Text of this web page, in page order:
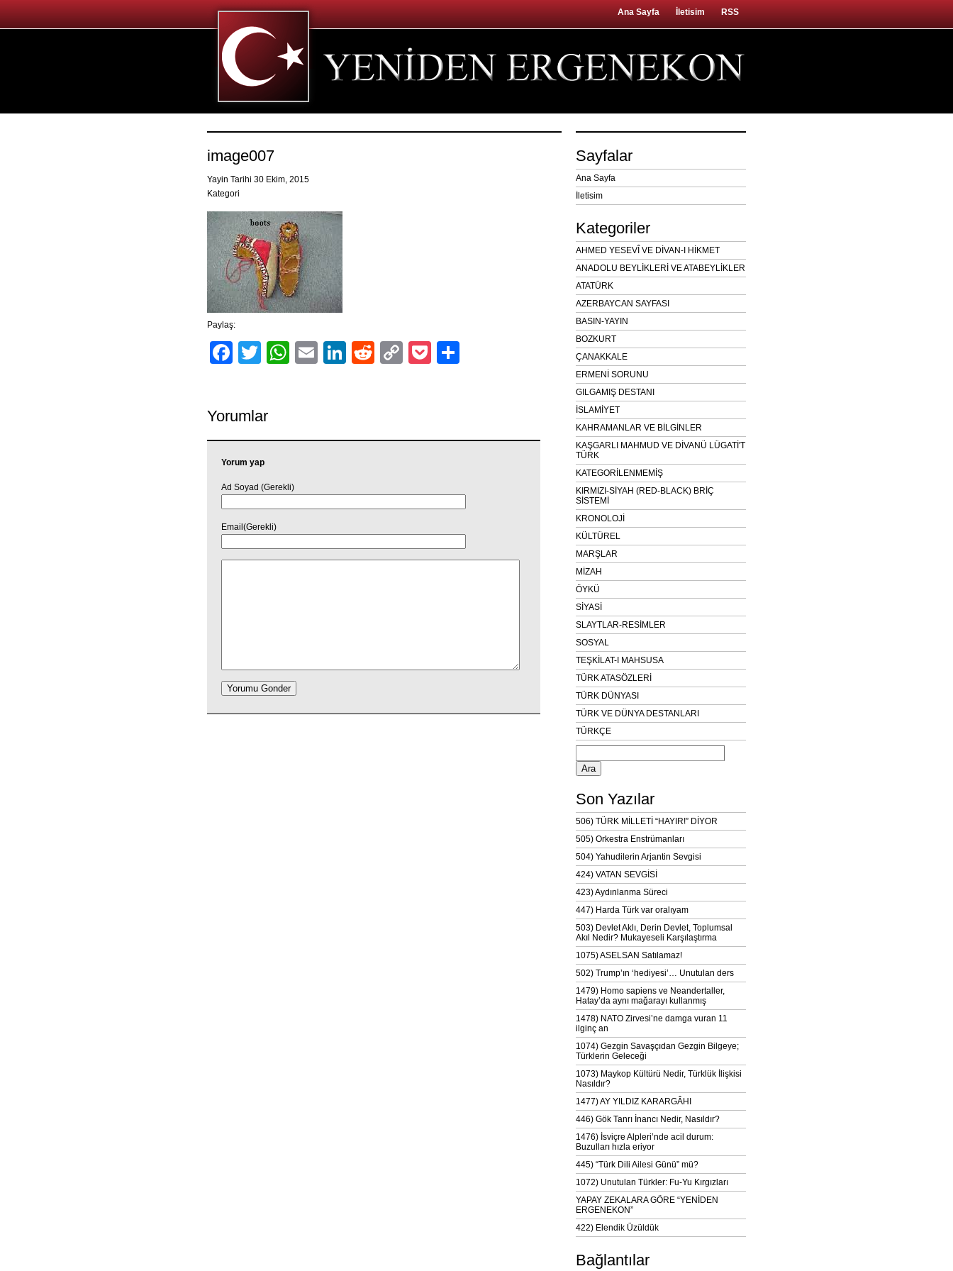
Ana Sayfa İletisim RSS
image007
Yayin Tarihi 30 Ekim, 2015
Kategori
Paylaş:
Facebook
TwitterWhatsApp
EmailLinkedIn
RedditCopyPocket
Yorumlar
Yorum yap
Ad Soyad (Gerekli)
Email(Gerekli)
Sayfalar
Ana Sayfa
İletisim
Kategoriler
AHMED YESEVÎ VE DİVAN-I HİKMET
ANADOLU BEYLİKLERİ VE ATABEYLİKLER
ATATÜRK
AZERBAYCAN SAYFASI
BASIN-YAYIN
BOZKURT
ÇANAKKALE
ERMENİ SORUNU
GILGAMIŞ DESTANI
İSLAMİYET
KAHRAMANLAR VE BİLGİNLER
KAŞGARLI MAHMUD VE DİVANÜ LÜGATİ'T
TÜRK
KATEGORİLENMEMİŞ
KIRMIZI-SİYAH (RED-BLACK) BRİÇ
SİSTEMİ
KRONOLOJİ
KÜLTÜREL
MARŞLAR
MİZAH
ÖYKÜ
SİYASİ
SLAYTLAR-RESİMLER
SOSYAL
TEŞKİLAT-I MAHSUSA
TÜRK ATASÖZLERİ
TÜRK DÜNYASI
TÜRK VE DÜNYA DESTANLARI
TÜRKÇE
Arama:
Son Yazılar
506) TÜRK MİLLETİ “HAYIR!” DİYOR
505) Orkestra Enstrümanları
504) Yahudilerin Arjantin Sevgisi
424) VATAN SEVGİSİ
423) Aydınlanma Süreci
447) Harda Türk var oralıyam
503) Devlet Aklı, Derin Devlet, Toplumsal
Akıl Nedir? Mukayeseli Karşılaştırma
1075) ASELSAN Satılamaz!
502) Trump’ın ‘hediyesi’… Unutulan ders
1479) Homo sapiens ve Neandertaller,
Hatay’da aynı mağarayı kullanmış
1478) NATO Zirvesi’ne damga vuran 11
ilginç an
1074) Gezgin Savaşçıdan Gezgin Bilgeye;
Türklerin Geleceği
1073) Maykop Kültürü Nedir, Türklük İlişkisi
Nasıldır?
1477) AY YILDIZ KARARGÂHI
446) Gök Tanrı İnancı Nedir, Nasıldır?
1476) İsviçre Alpleri’nde acil durum:
Buzulları hızla eriyor
445) “Türk Dili Ailesi Günü” mü?
1072) Unutulan Türkler: Fu-Yu Kırgızları
YAPAY ZEKALARA GÖRE “YENİDEN
ERGENEKON”
422) Elendik Üzüldük
Bağlantılar